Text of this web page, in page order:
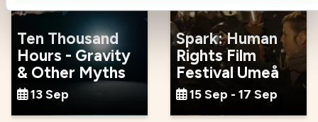
Ten Thousand
Hours - Gravity
& Other Myths
13 Sep
Spark: Human
Rights Film
Festival Umeå
15 Sep - 17 Sep